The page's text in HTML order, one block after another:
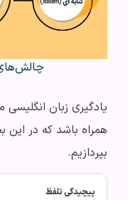
چالش‌های
یادگیری زبان
همراه باشد که در
بپردازیم.
پیچیدگی تلفظ